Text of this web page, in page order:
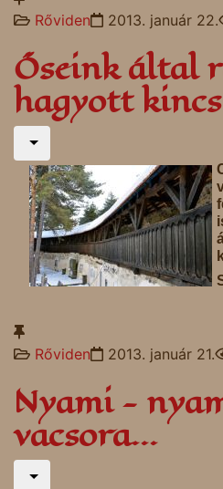
Rőviden 2013. január 22.
Őseink által
hagyott kincs
Rőviden 2013. január 21.
Nyami -
vacsora...